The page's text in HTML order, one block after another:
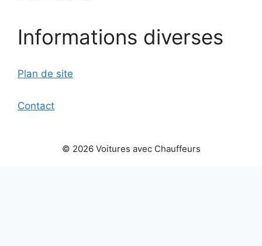
Informations diverses
Plan de site
Contact
© 2026 Voitures avec Chauffeurs